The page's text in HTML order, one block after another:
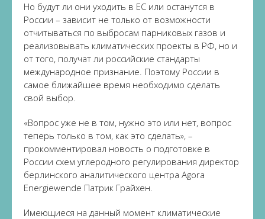
Но будут ли они уходить в ЕС или останутся в
России – зависит не только от возможности
отчитываться по выбросам парниковых газов и
реализовывать климатических проекты в РФ, но и
от того, получат ли российские стандарты
международное признание. Поэтому России в
самое ближайшее время необходимо сделать
свой выбор.
«Вопрос уже не в том, нужно это или нет, вопрос
теперь только в том, как это сделать», –
прокомментировал новость о подготовке в
России схем углеродного регулирования директор
берлинского аналитического центра Agora
Energiewende Патрик Грайхен.
Имеющиеся на данный момент климатические